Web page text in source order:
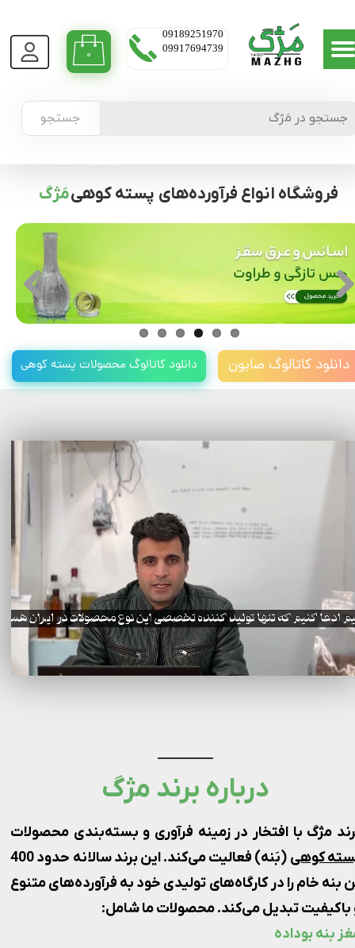
جستجو
09189251970
09917694739
۰
فروشگاه انواع فرآورده‌های پسته کوهیمَژگ
دانلود کاتالوگ محصولات پسته کوهی دانلود کاتالوگ صابون
Loaded
Progress:
زمان
درباره برند مژگ​​​​​​​
مژگ با افتخار در زمینه فرآوری و بسته‌بندی محصولات
کوهی
(بَنه) فعالیت می‌کند. این برند سالانه حدود 400
بنه خام را در کارگاه‌های تولیدی خود به فرآورده‌های متنوع
باکیفیت تبدیل می‌کند. محصولات ما شامل:
بنه بوداده